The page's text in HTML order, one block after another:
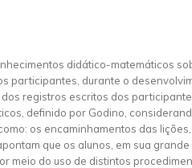
didático-matemáticos
durante o
registros escritos dos
definido por Godino,
os encaminhamentos das
que os alunos, em sua
do uso de distintos